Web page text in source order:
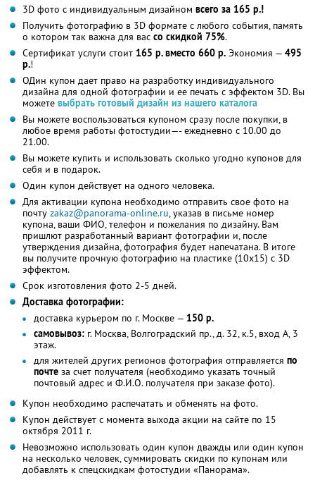
3D фото с индивидуальным дизайном всего за 165 р.!
Получить фотографию в 3D формате с любого события, память
о котором так важна для вас со скидкой 75%.
Сертификат услуги стоит 165 р. вместо 660 р. Экономия — 495
р.!
ОДин купон дает право на разработку индивидуального
дизайна для одной фотографии и ее печать с эффектом 3D. Вы
можете выбрать готовый дизайн из нашего каталога
Вы можете воспользоваться купоном сразу после покупки, в
любое время работы фотостудии—- ежедневно с 10.00 до
21.00.
Вы можете купить и использовать сколько угодно купонов для
себя и в подарок.
Один купон действует на одного человека.
Для активации купона необходимо отправить свое фото на
почту zakaz@panorama-online.ru, указав в письме номер
купона, ваши ФИО, телефон и пожелания по дизайну. Вам
пришлют разработанный вариант фотографии и, после
утверждения дизайна, фотография будет напечатана. В итоге
вы получите прочную фотографию на пластике (10х15) с 3D
эффектом.
Срок изготовления фото 2-5 дней.
Доставка фотографии:
доставка курьером по г. Москве — 150 р.
самовывоз: г. Москва, Волгоградский пр., д. 32, к.5, вход А, 3
этаж.
для жителей других регионов фотография отправляется по
почте за счет получателя (необходимо указать точный
почтовый адрес и Ф.И.О. получателя при заказе фото).
Купон необходимо распечатать и обменять на фото.
Купон действует с момента выхода акции на сайте по 15
октября 2011 г.
Невозможно использовать один купон дважды или один купон
на несколько человек, суммировать скидки по купонам или
добавлять к спецскидкам фотостудии «Панорама».